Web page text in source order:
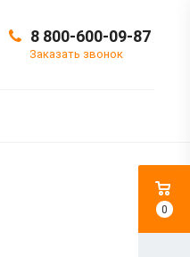
8 800-600-09-87
Заказать звонок
0